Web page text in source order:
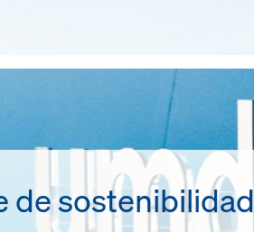
de sostenibilidad